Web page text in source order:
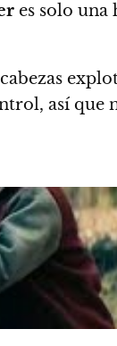
es solo
así que